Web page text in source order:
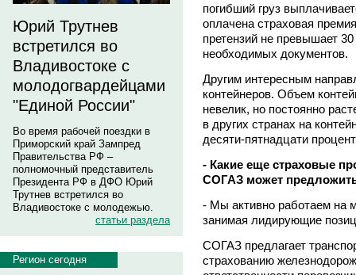
Юрий Трутнев
встретился во
Владивостоке с
молодогвардейцами
"Единой России"
Во время рабочей поездки в
Приморский край Зампред
Правительства РФ –
полномочный представитель
Президента РФ в ДФО Юрий
Трутнев встретился во
Владивостоке с молодежью.
статьи раздела
Регион сегодня
погибший груз
оплачена страховая
претензий не превышает
необходимых документов.
Другим интересным
контейнеров. Объем
невелик, но постоянно
в других странах на
десяти-пятнадцати
- Какие еще страховые
СОГАЗ может
- Мы активно работаем на
занимая лидирующие
СОГАЗ предлагает
страхованию